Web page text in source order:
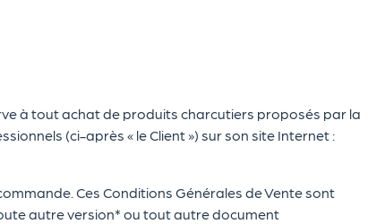
à tout achat de produits charcutiers proposés par la
(ci-après « le Client ») sur son site Internet :
Ces Conditions Générales de Vente sont
autre version* ou tout autre document